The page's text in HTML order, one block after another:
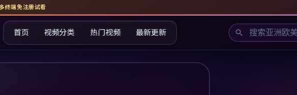
终端免注册试看
首页 视频分类 热门视频 最新更新